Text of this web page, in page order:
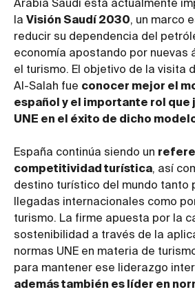
Arabia Saudí está actualmente
la Visión Saudí 2030, un marco
reducir su dependencia del
economía apostando por nuevas
el turismo. El objetivo de la visita
Al-Salah fue conocer mejor el
español y el importante rol que
UNE en el éxito de dicho
España continúa siendo un
competitividad turística, así
destino turístico del mundo tanto
llegadas internacionales como
turismo. La firme apuesta por la
sostenibilidad a través de la
normas UNE en materia de
para mantener ese liderazgo
además también es líder en